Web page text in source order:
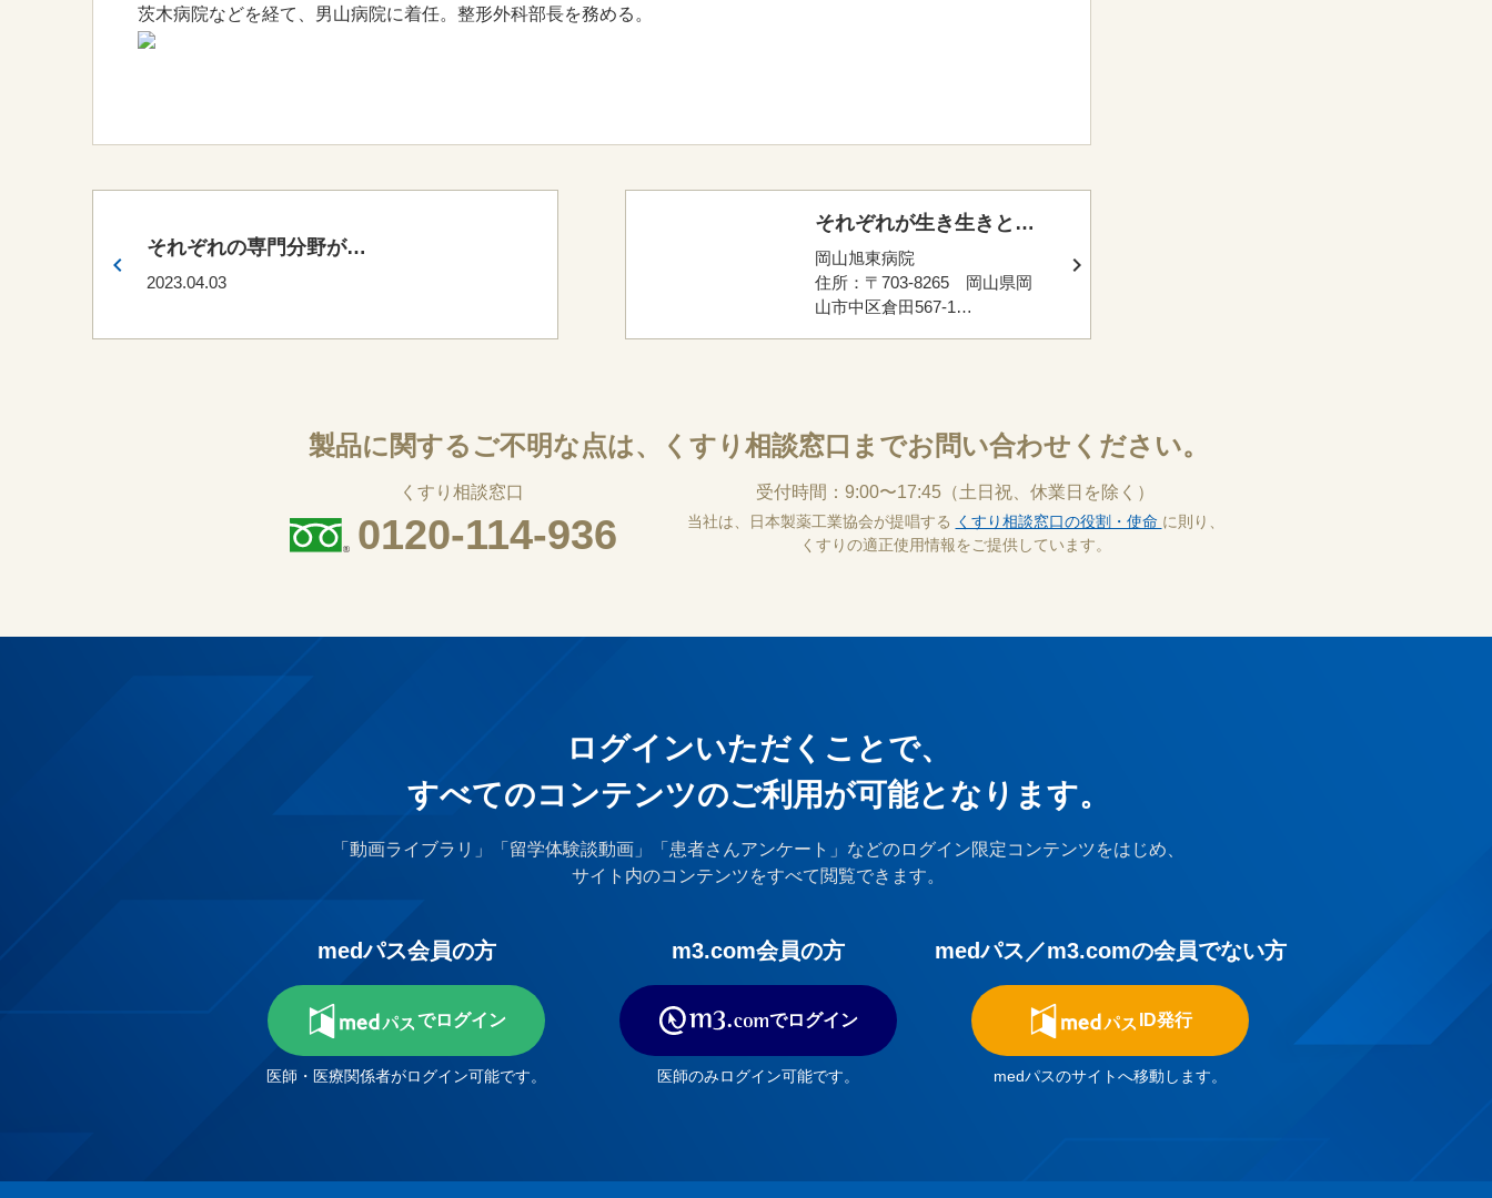
茨木病院などを経て、男山病院に着任。整形外科部長を務める。
それぞれの専門分野が連
携し、情報を共有するこ
とが患者さんのリスクを
2023.04.03
それぞれが生き生きとし
ながら共に育つという
「共育」の風潮が、成長
につながる
岡山旭東病院
住所：〒703-8265 岡山県岡
山市中区倉田567-1
「岡山ふれあいセンター」行・
「新岡山港」行のいずれかに乗
徒歩約3分
製品に関するご不明な点は、 くすり相談窓口までお問い合わせください。
くすり相談窓口
0120-114-936
受付時間：9:00〜17:45 （土日祝、休業日を除く）
当社は、日本製薬工業協会が提唱する くすり相談窓口の役割・使命 に則り、
くすりの適正使用情報をご提供しています。
ログインいただくことで、
すべてのコンテンツのご利⽤が可能となります。
「動画ライブラリ」「留学体験談動画」「患者さんアンケート」などのログイン限定コンテンツをはじめ、
サイト内のコンテンツをすべて閲覧できます。
medパス会員の方
でログイン
医師・医療関係者がログイン可能です。
m3.com会員の方
でログイン
医師のみログイン可能です。
medパス／m3.comの会員でない方
ID発行
medパスのサイトへ移動します。